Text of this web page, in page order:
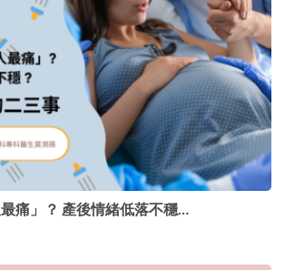
痛」？ 產後情緒低落不穩…